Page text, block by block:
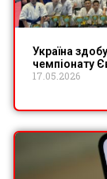
Україна
чемпіонату
17.05.2026